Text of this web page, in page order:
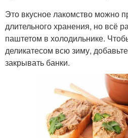
Это вкусное лакомство можно
длительного хранения, но всё
паштетом в холодильнике.
деликатесом всю зиму,
закрывать банки.